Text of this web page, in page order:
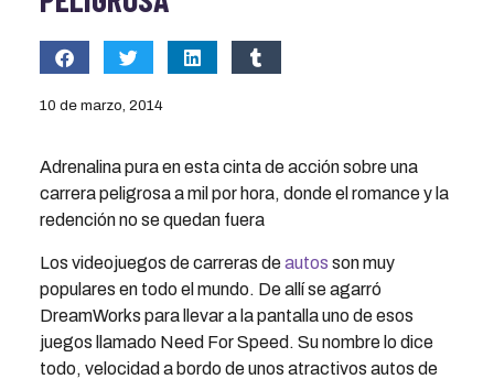
10 de marzo, 2014
Adrenalina pura en esta cinta de acción sobre una
carrera peligrosa a mil por hora, donde el romance y la
redención no se quedan fuera
Los videojuegos de carreras deautos son muy
populares en todo el mundo. De allí se agarró
DreamWorks para llevar a la pantalla uno de esos
juegos llamado Need For Speed. Su nombre lo dice
todo, velocidad a bordo de unos atractivos autos de